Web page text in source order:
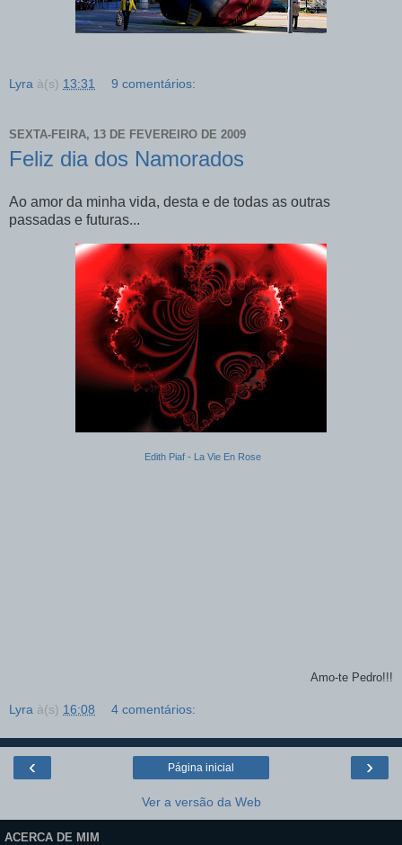
Lyra à(s) 13:31 9 comentários:
SEXTA-FEIRA, 13 DE FEVEREIRO DE 2009
Feliz dia dos Namorados
Ao amor da minha vida, desta e de todas as outras
passadas e futuras...
Edith Piaf - La Vie En Rose
Amo-te Pedro!!!
Lyra à(s) 16:08 4 comentários:
‹ ›
Página inicial
Ver a versão da Web
ACERCA DE MIM